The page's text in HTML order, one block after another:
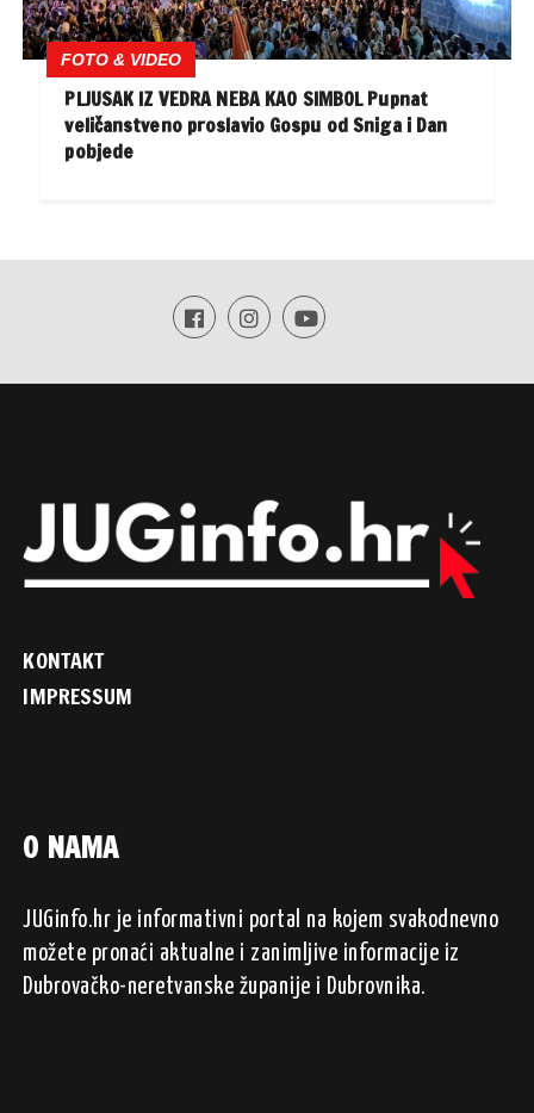
FOTO & VIDEO
PLJUSAK IZ VEDRA NEBA KAO SIMBOL Pupnat
veličanstveno proslavio Gospu od Sniga i Dan
pobjede
KONTAKT
IMPRESSUM
O NAMA
JUGinfo.hr je informativni portal na kojem svakodnevno
možete pronaći aktualne i zanimljive informacije iz
Dubrovačko-neretvanske županije i Dubrovnika.